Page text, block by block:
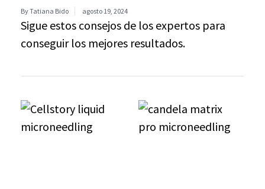
By Tatiana Bido agosto 19, 2024
Sigue estos consejos de los expertos para
conseguir los mejores resultados.